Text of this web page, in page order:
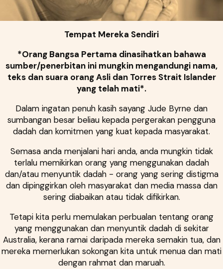
Tempat Mereka Sendiri
*Orang Bangsa Pertama dinasihatkan bahawa
sumber/penerbitan ini mungkin mengandungi nama,
teks dan suara orang Asli dan Torres Strait Islander
yang telah mati*.
Dalam ingatan penuh kasih sayang Jude Byrne dan
sumbangan besar beliau kepada pergerakan pengguna
dadah dan komitmen yang kuat kepada masyarakat.
Semasa anda menjalani hari anda, anda mungkin tidak
terlalu memikirkan orang yang menggunakan dadah
dan/atau menyuntik dadah - orang yang sering distigma
dan dipinggirkan oleh masyarakat dan media massa dan
sering diabaikan atau tidak difikirkan.
Tetapi kita perlu memulakan perbualan tentang orang
yang menggunakan dan menyuntik dadah di sekitar
Australia, kerana ramai daripada mereka semakin tua, dan
mereka memerlukan sokongan kita untuk menua dan mati
dengan rahmat dan maruah.